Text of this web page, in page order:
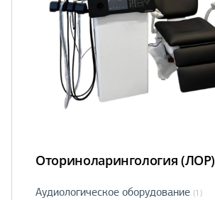
Оториноларингология (ЛОР)
Аудиологическое оборудование (1)